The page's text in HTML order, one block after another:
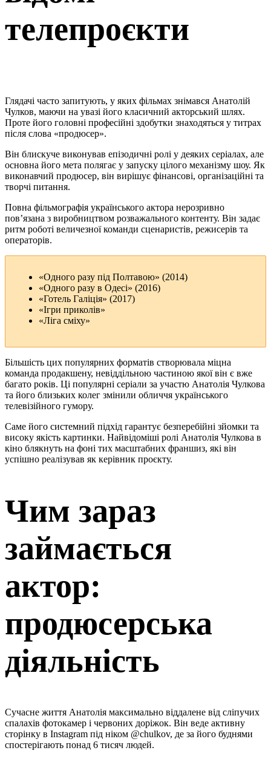
телепроєкти
Глядачі часто запитують, у яких фільмах знімався Анатолій
Чулков, маючи на увазі його класичний акторський шлях.
Проте його головні професійні здобутки знаходяться у титрах
після слова «продюсер».
Він блискуче виконував епізодичні ролі у деяких серіалах, але
основна його мета полягає у запуску цілого механізму шоу. Як
виконавчий продюсер, він вирішує фінансові, організаційні та
творчі питання.
Повна фільмографія українського актора нерозривно
пов’язана з виробництвом розважального контенту. Він задає
ритм роботі величезної команди сценаристів, режисерів та
операторів.
«Одного разу під Полтавою» (2014)
«Одного разу в Одесі» (2016)
«Готель Галіція» (2017)
«Ігри приколів»
«Ліга сміху»
Більшість цих популярних форматів створювала міцна
команда продакшену, невіддільною частиною якої він є вже
багато років. Ці популярні серіали за участю Анатолія Чулкова
та його близьких колег змінили обличчя українського
телевізійного гумору.
Саме його системний підхід гарантує безперебійні зйомки та
високу якість картинки. Найвідоміші ролі Анатолія Чулкова в
кіно блякнуть на фоні тих масштабних франшиз, які він
успішно реалізував як керівник проєкту.
Чим зараз
займається
актор:
продюсерська
діяльність
Сучасне життя Анатолія максимально віддалене від сліпучих
спалахів фотокамер і червоних доріжок. Він веде активну
сторінку в Instagram під ніком @chulkov, де за його буднями
спостерігають понад 6 тисяч людей.